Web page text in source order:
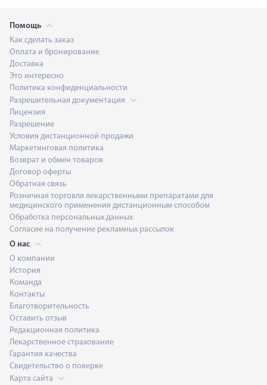
Помощь
Как сделать заказ
Оплата и бронирование
Доставка
Это интересно
Политика конфиденциальности
Разрешительная документация
Лицензия
Разрешение
Условия дистанционной продажи
Маркетинговая политика
Возврат и обмен товаров
Договор оферты
Обратная связь
Розничная торговля лекарственными препаратами для
медицинского применения дистанционным способом
Обработка персональных данных
Согласие на получение рекламных рассылок
О нас
О компании
История
Команда
Контакты
Благотворительность
Оставить отзыв
Редакционная политика
Лекарственное страхование
Гарантия качества
Свидетельство о поверке
Карта сайта